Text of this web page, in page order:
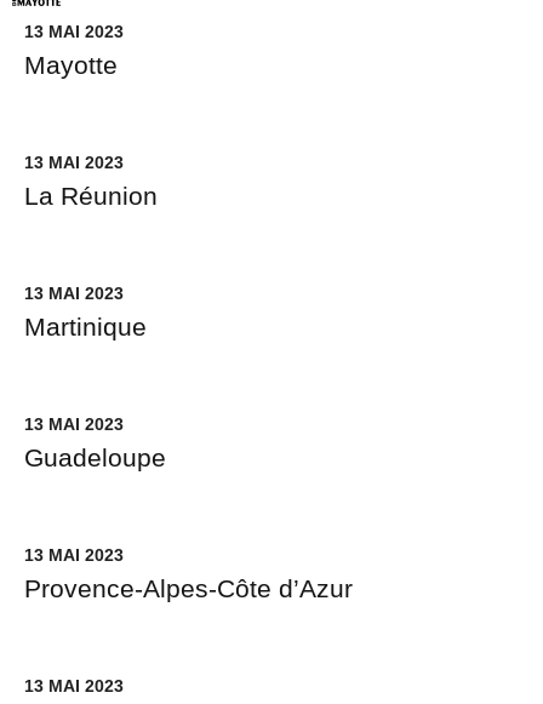
13 MAI 2023
Mayotte
13 MAI 2023
La Réunion
13 MAI 2023
Martinique
13 MAI 2023
Guadeloupe
13 MAI 2023
Provence-Alpes-Côte d’Azur
13 MAI 2023